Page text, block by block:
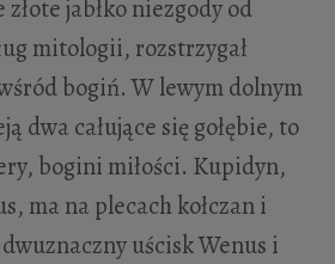
jabłko niezgody od
mitologii, rozstrzygał
bogiń. W lewym dolnym
dwa całujące się gołębie, to
bogini miłości. Kupidyn,
ma na plecach kołczan i
uścisk Wenus i